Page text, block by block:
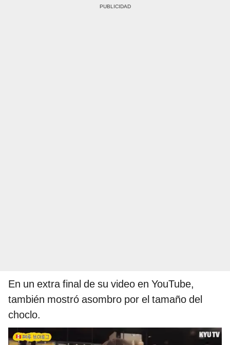
En un extra final de su video en YouTube,
también mostró asombro por el tamaño del
choclo.